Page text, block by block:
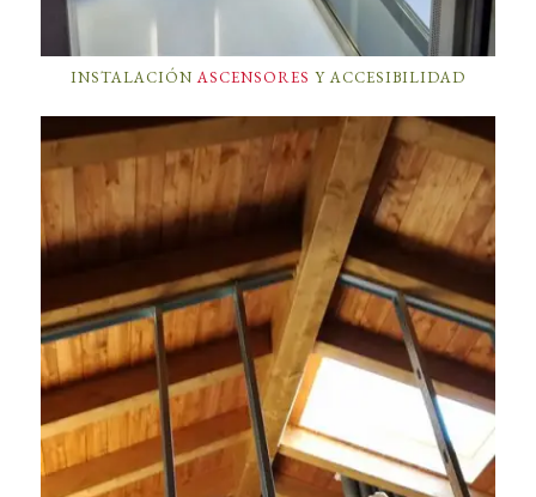
INSTALACIÓNASCENSORES Y ACCESIBILIDAD